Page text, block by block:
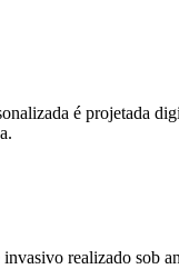
é projetada
realizado sob